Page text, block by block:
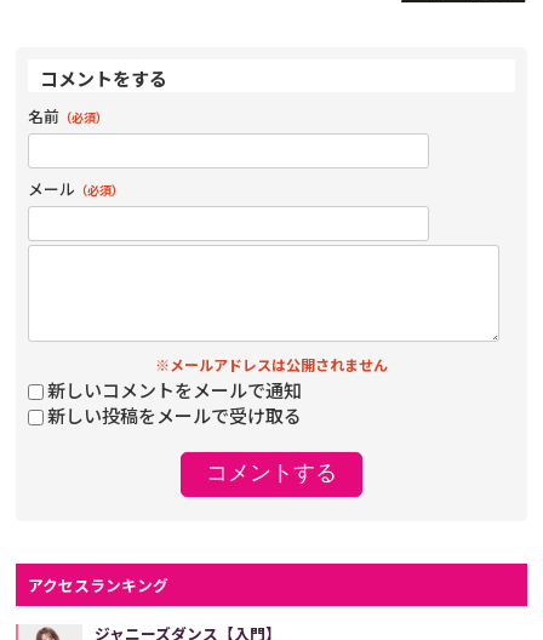
コメントをする
名前 （必須）
メール （必須）
※メールアドレスは公開されません
新しいコメントをメールで通知
新しい投稿をメールで受け取る
アクセスランキング
ジャニーズダンス【入門】